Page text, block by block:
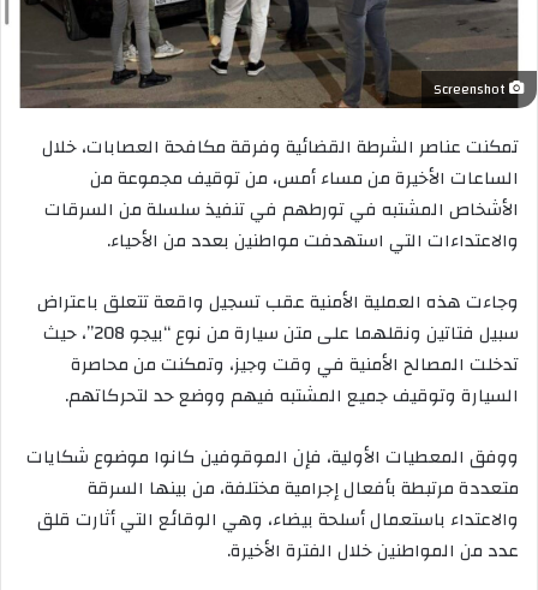
تمكنت عناصر الشرطة القضائية وفرقة مكافحة العصابات، خلال
الساعات الأخيرة من مساء أمس، من توقيف مجموعة من
الأشخاص المشتبه في تورطهم في تنفيذ سلسلة من السرقات
والاعتداءات التي استهدفت مواطنين بعدد من الأحياء.
وجاءت هذه العملية الأمنية عقب تسجيل واقعة تتعلق باعتراض
سبيل فتاتين ونقلهما على متن سيارة من نوع “بيجو 208”، حيث
تدخلت المصالح الأمنية في وقت وجيز، وتمكنت من محاصرة
السيارة وتوقيف جميع المشتبه فيهم ووضع حد لتحركاتهم.
ووفق المعطيات الأولية، فإن الموقوفين كانوا موضوع شكايات
متعددة مرتبطة بأفعال إجرامية مختلفة، من بينها السرقة
والاعتداء باستعمال أسلحة بيضاء، وهي الوقائع التي أثارت قلق
عدد من المواطنين خلال الفترة الأخيرة.